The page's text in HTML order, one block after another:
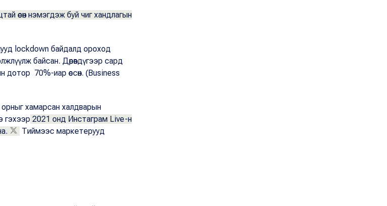
өсөн нэмэгдэж буй чиг хандлагын
lockdown байдалд ороход
байсан. Дөрөвдүгээр сард
дотор 70%-иар өссөн. (Business
орныг хамарсан халдварын
гэхээр 2021 онд Инстаграм Live-н
Тиймээс маркетерууд